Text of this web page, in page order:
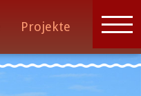
Projekte